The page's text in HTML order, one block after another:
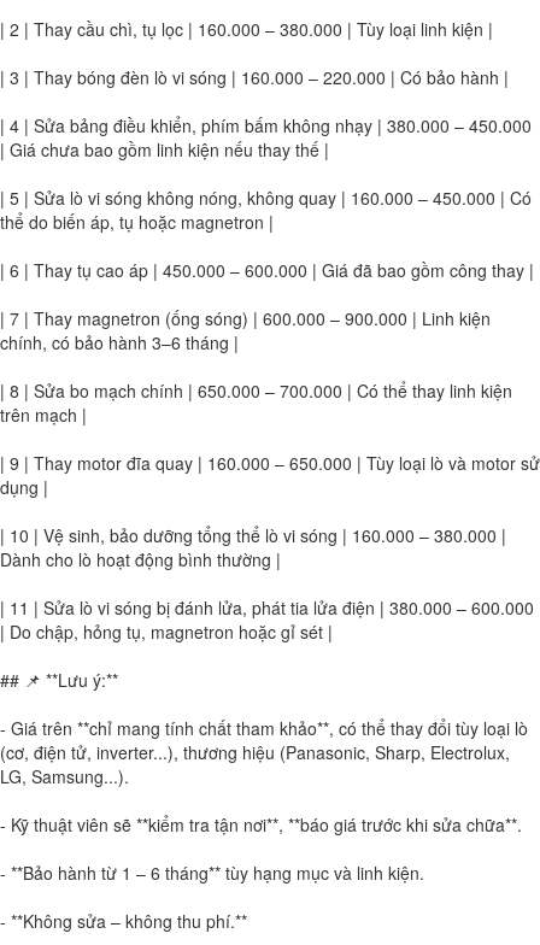
| 2 | Thay cầu chì, tụ lọc | 160.000 – 380.000 | Tùy loại linh kiện |
| 3 | Thay bóng đèn lò vi sóng | 160.000 – 220.000 | Có bảo hành |
| 4 | Sửa bảng điều khiển, phím bấm không nhạy | 380.000 – 450.000
| Giá chưa bao gồm linh kiện nếu thay thế |
| 5 | Sửa lò vi sóng không nóng, không quay | 160.000 – 450.000 | Có
thể do biến áp, tụ hoặc magnetron |
| 6 | Thay tụ cao áp | 450.000 – 600.000 | Giá đã bao gồm công thay |
| 7 | Thay magnetron (ống sóng) | 600.000 – 900.000 | Linh kiện
chính, có bảo hành 3–6 tháng |
| 8 | Sửa bo mạch chính | 650.000 – 700.000 | Có thể thay linh kiện
trên mạch |
| 9 | Thay motor đĩa quay | 160.000 – 650.000 | Tùy loại lò và motor sử
dụng |
| 10 | Vệ sinh, bảo dưỡng tổng thể lò vi sóng | 160.000 – 380.000 |
Dành cho lò hoạt động bình thường |
| 11 | Sửa lò vi sóng bị đánh lửa, phát tia lửa điện | 380.000 – 600.000
| Do chập, hỏng tụ, magnetron hoặc gỉ sét |
## 📌 **Lưu ý:**
- Giá trên **chỉ mang tính chất tham khảo**, có thể thay đổi tùy loại lò
(cơ, điện tử, inverter...), thương hiệu (Panasonic, Sharp, Electrolux,
LG, Samsung...).
- Kỹ thuật viên sẽ **kiểm tra tận nơi**, **báo giá trước khi sửa chữa**.
- **Bảo hành từ 1 – 6 tháng** tùy hạng mục và linh kiện.
- **Không sửa – không thu phí.**